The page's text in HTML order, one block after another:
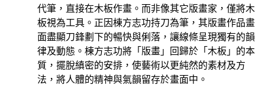
代筆，直接在木板作畫。而非像其它版畫家，僅將木
板視為工具。正因棟方志功持刀為筆，其版畫作品畫
面盡顯刀鋒劃下的暢快與俐落，讓線條呈現獨有的韻
律及動態。棟方志功將「版畫」回歸於「木板」的本
質，擺脫縝密的安排，使藝術以更純然的素材及方
法，將人體的精神與氣韻留存於畫面中。